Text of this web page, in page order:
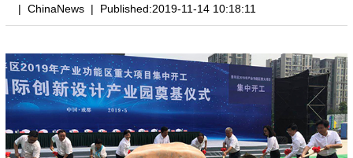
| ChinaNews | Published:2019-11-14 10:18:11